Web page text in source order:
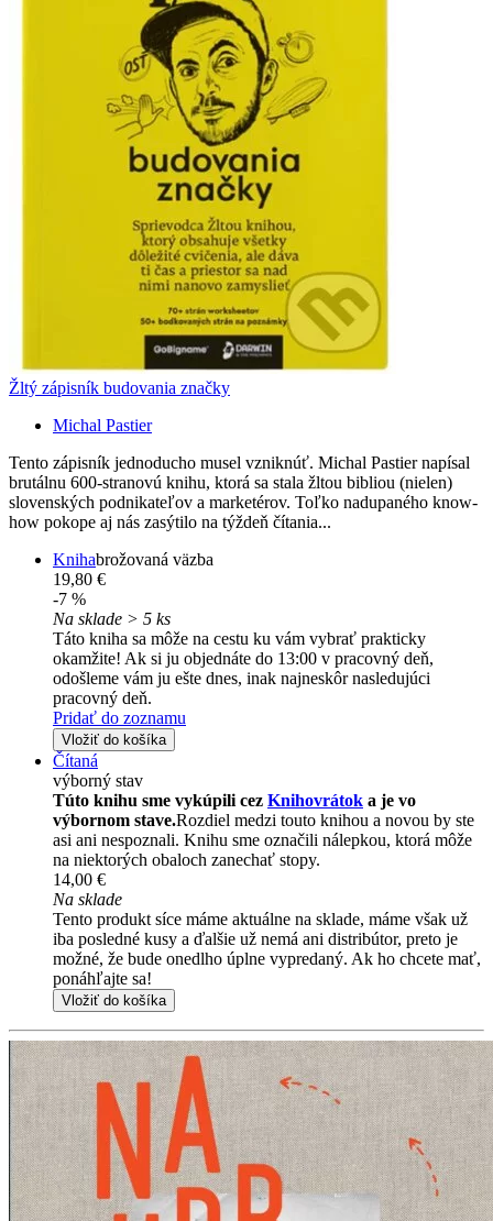
Žltý zápisník budovania značky
Michal Pastier
Tento zápisník jednoducho musel vzniknúť. Michal Pastier napísal
brutálnu 600-stranovú knihu, ktorá sa stala žltou bibliou (nielen)
slovenských podnikateľov a marketérov. Toľko nadupaného know-
how pokope aj nás zasýtilo na týždeň čítania...
Knihabrožovaná väzba
19,80 €
-7 %
Na sklade > 5 ks
Táto kniha sa môže na cestu ku vám vybrať prakticky
okamžite! Ak si ju objednáte do 13:00 v pracovný deň,
odošleme vám ju ešte dnes, inak najneskôr nasledujúci
pracovný deň.
Pridať do zoznamu
Vložiť do košíka
Čítaná
výborný stav
Túto knihu sme vykúpili cez Knihovrátok a je vo
výbornom stave.Rozdiel medzi touto knihou a novou by ste
asi ani nespoznali. Knihu sme označili nálepkou, ktorá môže
na niektorých obaloch zanechať stopy.
14,00 €
Na sklade
Tento produkt síce máme aktuálne na sklade, máme však už
iba posledné kusy a ďalšie už nemá ani distribútor, preto je
možné, že bude onedlho úplne vypredaný. Ak ho chcete mať,
ponáhľajte sa!
Vložiť do košíka